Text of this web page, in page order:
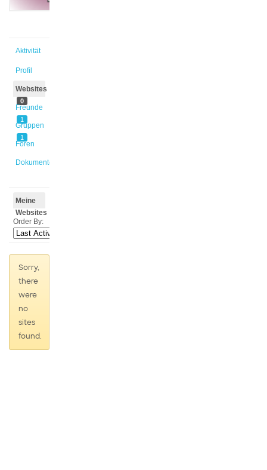
Aktivität
Profil
Websites
0
Freunde
1
Gruppen
1
Foren
Dokumente
Meine
Websites
Order By:
Sorry,
there
were
no
sites
found.